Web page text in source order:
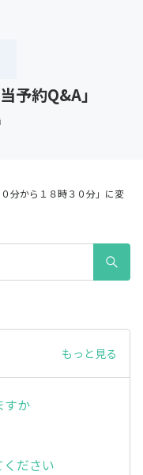
予約Q&A」
分から１８時３０分」に変
もっと見る
すか
ださい